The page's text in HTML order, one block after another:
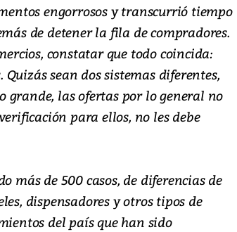
engorrosos y transcurrió tiempo
de detener la fila de compradores.
constatar que todo coincida:
sean dos sistemas diferentes,
grande, las ofertas por lo general no
para ellos, no les debe
más de 500 casos, de diferencias de
dispensadores y otros tipos de
del país que han sido